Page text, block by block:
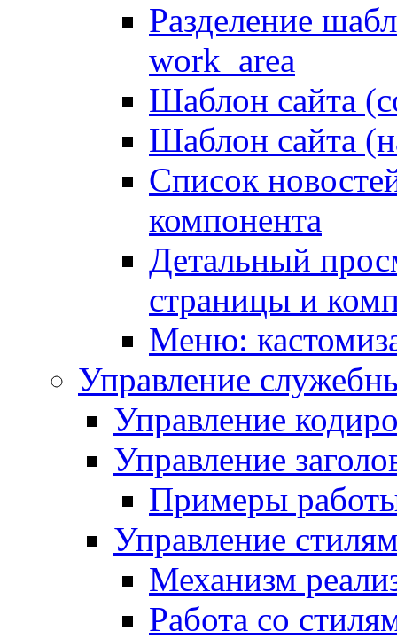
Разделение
work_area
Шаблон сайта
Шаблон сайта
Список
компонента
Детальный
страницы и
Меню:
Управление
Управление
Управление
Примеры
Управление
Механизм
Работа со